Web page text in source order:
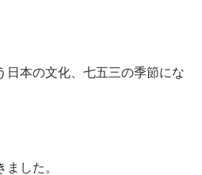
日本の文化、七五三の季節にな
した。